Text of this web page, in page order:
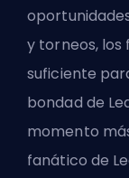
y torneos, los
suficiente
bondad de
momento
fanático de